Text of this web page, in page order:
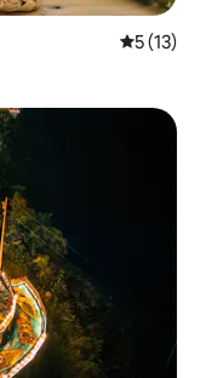
평점 5점
5 (13)